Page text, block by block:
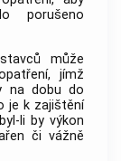
porušeno
může
jímž
na dobu do
je k zajištění
li by výkon
či vážně